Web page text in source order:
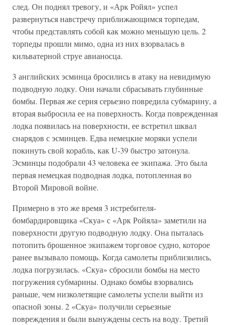
след. Он поднял тревогу, и «Арк Ройял» успел
развернуться навстречу приближающимся торпедам,
чтобы представлять собой как можно меньшую цель. 2
торпеды прошли мимо, одна из них взорвалась в
кильватерной струе авианосца.
3 английских эсминца бросились в атаку на невидимую
подводную лодку. Они начали сбрасывать глубинные
бомбы. Первая же серия серьезно повредила субмарину, а
вторая выбросила ее на поверхность. Когда поврежденная
лодка появилась на поверхности, ее встретил шквал
снарядов с эсминцев. Едва немецкие моряки успели
покинуть свой корабль, как U-39 быстро затонула.
Эсминцы подобрали 43 человека ее экипажа. Это была
первая немецкая подводная лодка, потопленная во
Второй Мировой войне.
Примерно в это же время 3 истребителя-
бомбардировщика «Скуа» с «Арк Ройяла» заметили на
поверхности другую подводную лодку. Она пыталась
потопить брошенное экипажем торговое судно, которое
ранее вызывало помощь. Когда самолеты приблизились,
лодка погрузилась. «Скуа» сбросили бомбы на место
погружения субмарины. Однако бомбы взорвались
раньше, чем низколетящие самолеты успели выйти из
опасной зоны. 2 «Скуа» получили серьезные
повреждения и были вынуждены сесть на воду. Третий